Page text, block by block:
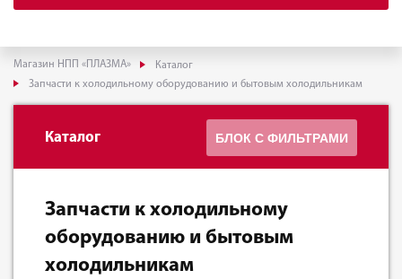
Магазин НПП «ПЛАЗМА»
Каталог
Запчасти к холодильному оборудованию и бытовым холодильникам
Каталог БЛОК С ФИЛЬТРАМИ
Запчасти к холодильному
оборудованию и бытовым
холодильникам